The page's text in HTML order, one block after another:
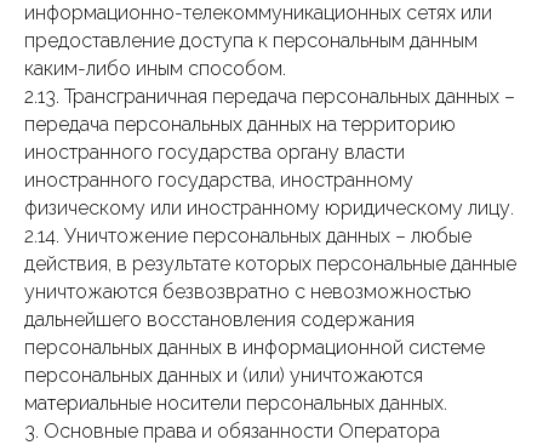
информационно-телекоммуникационных сетях или
предоставление доступа к персональным данным
каким-либо иным способом.
2.13. Трансграничная передача персональных данных –
передача персональных данных на территорию
иностранного государства органу власти
иностранного государства, иностранному
физическому или иностранному юридическому лицу.
2.14. Уничтожение персональных данных – любые
действия, в результате которых персональные данные
уничтожаются безвозвратно с невозможностью
дальнейшего восстановления содержания
персональных данных в информационной системе
персональных данных и (или) уничтожаются
материальные носители персональных данных.
3. Основные права и обязанности Оператора